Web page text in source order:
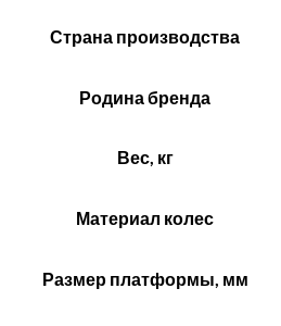
Страна производства
Родина бренда
Вес, кг
Материал колес
Размер платформы, мм